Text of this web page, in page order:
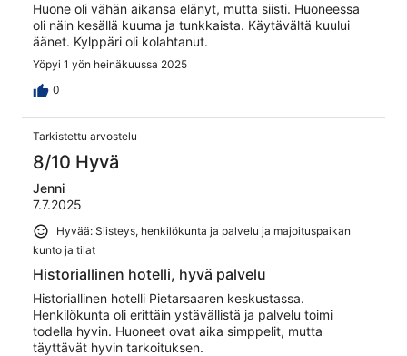
Huone oli vähän aikansa elänyt, mutta siisti. Huoneessa
oli näin kesällä kuuma ja tunkkaista. Käytävältä kuului
äänet. Kylppäri oli kolahtanut.
Yöpyi 1 yön heinäkuussa 2025
0
Tarkistettu arvostelu
8/10 Hyvä
Jenni
7.7.2025
Hyvää: Siisteys, henkilökunta ja palvelu ja majoituspaikan
kunto ja tilat
Historiallinen hotelli, hyvä palvelu
Historiallinen hotelli Pietarsaaren keskustassa.
Henkilökunta oli erittäin ystävällistä ja palvelu toimi
todella hyvin. Huoneet ovat aika simppelit, mutta
täyttävät hyvin tarkoituksen.